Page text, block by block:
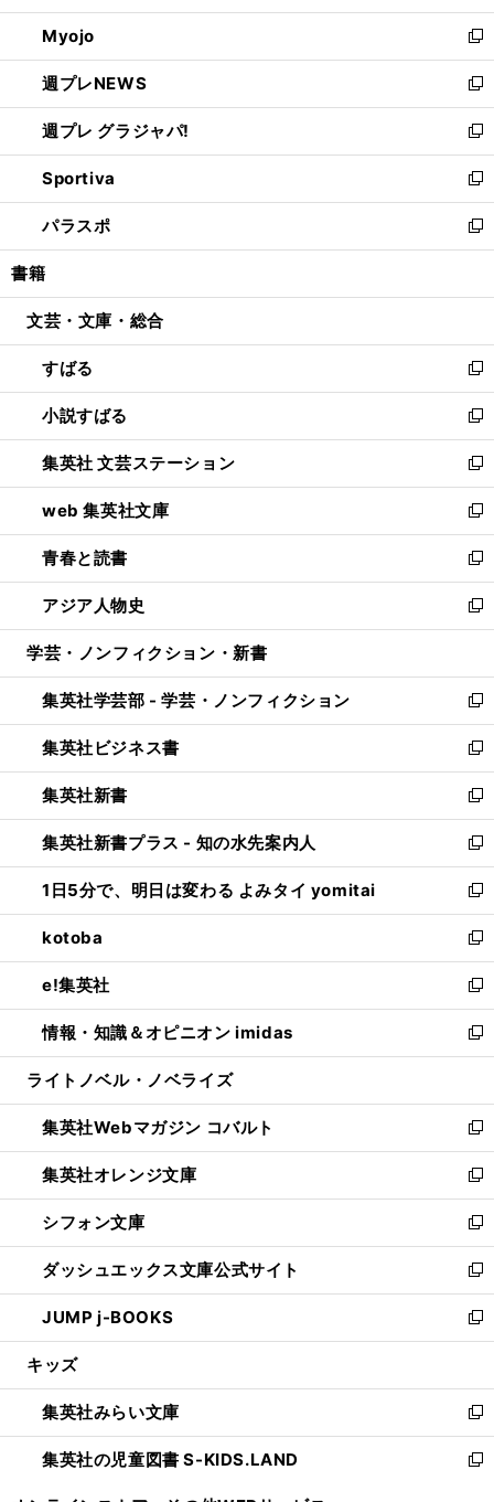
開
く
ウ
で
開
く
ン
ド
ウ
で
開
く
ウ
ィ
ン
ド
ウ
で
開
く
Myojo
新
し
い
ウ
ィ
ン
ド
ウ
で
開
週プレNEWS
新
し
い
ウ
ィ
ン
ド
ウ
開
週プレ グラジャパ!
新
し
い
ウ
ィ
ン
ウ
開
く
Sportiva
新
し
い
ウ
ン
ウ
で
開
く
パラスポ
新
し
ウ
ン
ド
ウ
で
開
く
書籍
文芸・文庫・総合
すばる
新
し
い
ウ
ィ
ン
ド
ウ
で
開
く
小説すばる
新
し
い
ウ
ィ
ン
ド
ウ
で
開
集英社 文芸ステーション
新
し
い
ウ
ィ
ン
ド
ウ
開
く
web 集英社文庫
新
し
い
ウ
ィ
ン
ウ
で
開
く
青春と読書
新
し
い
ウ
ン
ド
ウ
で
開
く
アジア人物史
新
し
ウ
ィ
ン
ド
ウ
で
開
く
学芸・ノンフィクション・新書
集英社学芸部 - 学芸・ノンフィクション
新
し
い
ウ
ィ
ン
ド
ウ
で
開
く
集英社ビジネス書
新
し
い
ウ
ィ
ン
ド
ウ
で
開
く
集英社新書
新
し
い
ウ
ィ
ン
ド
ウ
で
開
く
集英社新書プラス - 知の水先案内人
新
し
い
ウ
ィ
ン
ド
ウ
で
開
1日5分で、明日は変わる よみタイ yomitai
新
し
い
ウ
ィ
ン
ド
ウ
開
く
kotoba
新
し
い
ウ
ィ
ン
ウ
で
開
く
e!集英社
新
し
い
ウ
ン
ド
ウ
で
開
く
情報・知識＆オピニオン imidas
新
し
ウ
ィ
ン
ド
ウ
で
開
く
ライトノベル・ノベライズ
集英社Webマガジン コバルト
新
し
い
ウ
ィ
ン
ド
ウ
で
開
集英社オレンジ文庫
新
し
い
ウ
ィ
ン
ド
ウ
開
く
シフォン文庫
新
し
い
ウ
ィ
ン
ウ
で
開
く
ダッシュエックス文庫公式サイト
新
し
い
ウ
ン
ド
ウ
で
JUMP j-BOOKS
新
し
ウ
ィ
ン
ド
キッズ
集英社みらい文庫
新
し
い
集英社の児童図書 S-KIDS.LAND
新